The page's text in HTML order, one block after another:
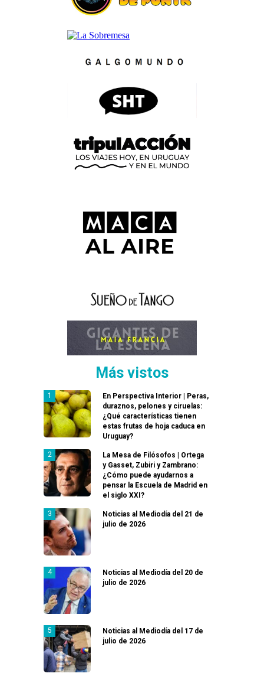
Más vistos
En Perspectiva Interior | Peras,
duraznos, pelones y ciruelas:
¿Qué características tienen
estas frutas de hoja caduca en
Uruguay?
La Mesa de Filósofos | Ortega
y Gasset, Zubiri y Zambrano:
¿Cómo puede ayudarnos a
pensar la Escuela de Madrid en
el siglo XXI?
Noticias al Mediodía del 21 de
julio de 2026
Noticias al Mediodía del 20 de
julio de 2026
Noticias al Mediodía del 17 de
julio de 2026